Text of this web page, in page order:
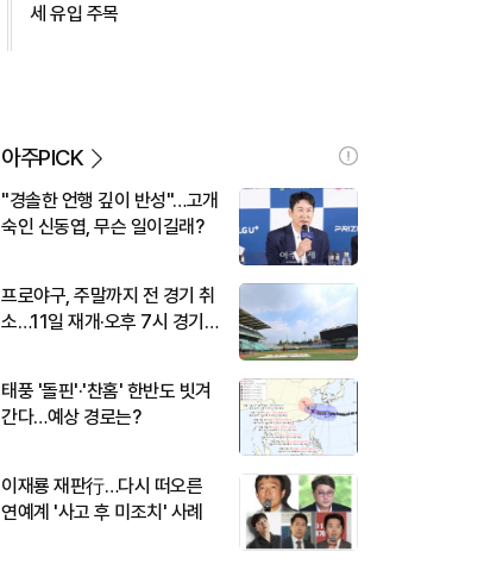
세 유입 주목
아주PICK
"경솔한 언행 깊이 반성"…고개
숙인 신동엽, 무슨 일이길래?
프로야구, 주말까지 전 경기 취
소…11일 재개·오후 7시 경기
태풍 '돌핀'·'찬홈' 한반도 빗겨
간다…예상 경로는?
이재룡 재판行…다시 떠오른
연예계 '사고 후 미조치' 사례